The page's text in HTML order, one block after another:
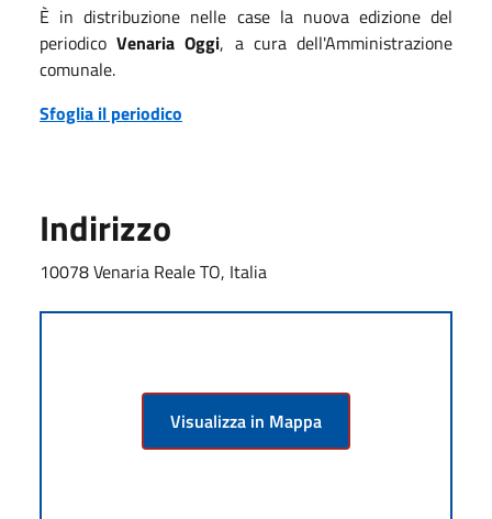
È in distribuzione nelle case la nuova edizione del
periodicoVenaria Oggi, a cura dell'Amministrazione
comunale.
Sfoglia il periodico
Indirizzo
10078 Venaria Reale TO, Italia
Visualizza in Mappa